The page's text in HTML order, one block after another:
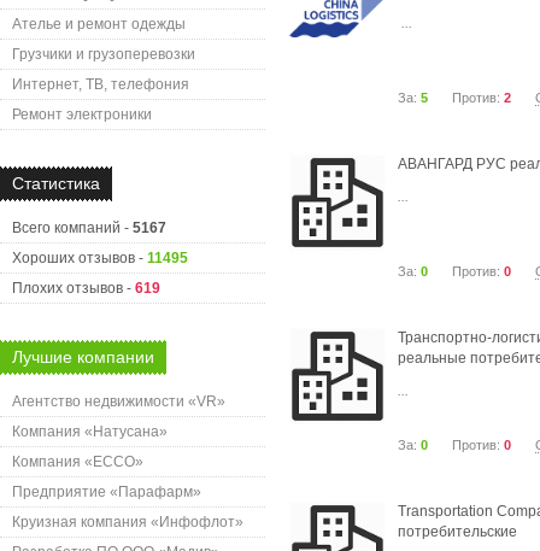
Ателье и ремонт одежды
Грузчики и грузоперевозки
Интернет, ТВ, телефония
Ремонт электроники
Статистика
Всего компаний - 5167
Хороших отзывов - 11495
Плохих отзывов - 619
Лучшие компании
Агентство недвижимости «VR»
Компания «Натусана»
Компания «ECCO»
Предприятие «Парафарм»
Круизная компания «Инфофлот»
...
За: 5 Против: 2
АВАНГАРД РУС
...
За: 0 Против: 0
Транспортно-
реальные
...
За: 0 Против: 0
Transportation
потребительские